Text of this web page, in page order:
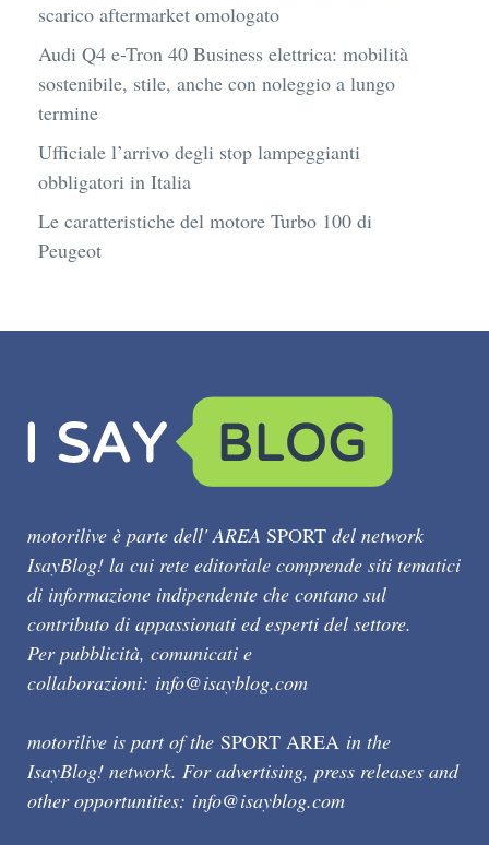
scarico aftermarket omologato
Audi Q4 e-Tron 40 Business elettrica: mobilità
sostenibile, stile, anche con noleggio a lungo
termine
Ufficiale l’arrivo degli stop lampeggianti
obbligatori in Italia
Le caratteristiche del motore Turbo 100 di
Peugeot
motorilive è parte dell' AREA SPORT del network
IsayBlog! la cui rete editoriale comprende siti tematici
di informazione indipendente che contano sul
contributo di appassionati ed esperti del settore.
Per pubblicità, comunicati e
collaborazioni: info@isayblog.com
motorilive is part of the SPORT AREA in the
IsayBlog! network. For advertising, press releases and
other opportunities: info@isayblog.com